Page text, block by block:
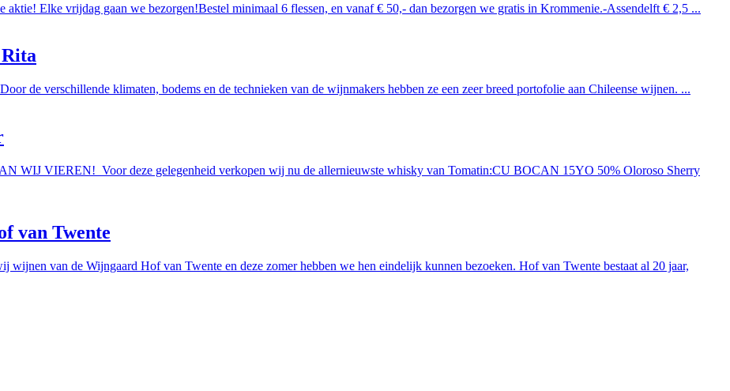
Elke vrijdag gaan we bezorgen!Bestel minimaal 6 flessen, en vanaf € 50,- dan bezorgen we gratis in Krommenie.-Assendelft € 2,5 ...
de verschillende klimaten, bodems en de technieken van de wijnmakers hebben ze een zeer breed portofolie aan Chileense wijnen. ...
WIJ VIEREN! Voor deze gelegenheid verkopen wij nu de allernieuwste whisky van Tomatin:CU BOCAN 15YO 50% Oloroso Sherry
van Twente
wijnen van de Wijngaard Hof van Twente en deze zomer hebben we hen eindelijk kunnen bezoeken. Hof van Twente bestaat al 20 jaar,